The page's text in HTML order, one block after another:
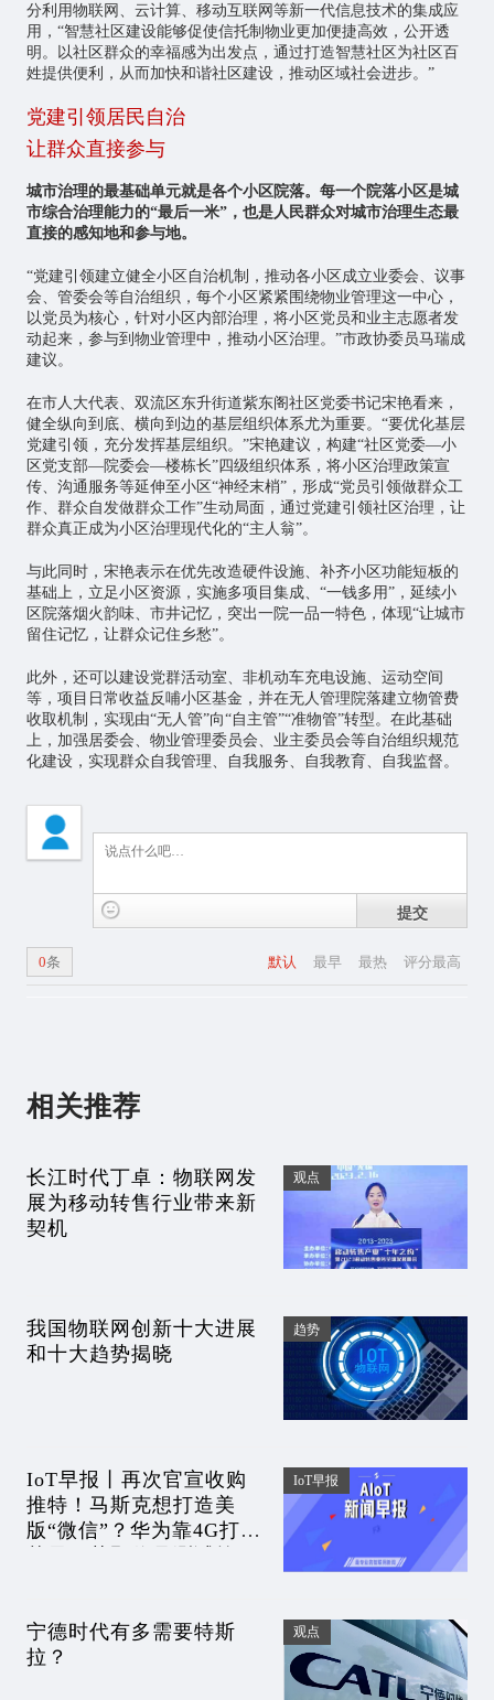
分利用物联网
、云计算、移动互联网等新一代信息技术的集成应
用，“智慧社区建设能够促使信托制物业更加便捷高效，公开透
明。以社区群众的幸福感为出发点，通过打造智慧社区为社区百
姓提供便利，从而加快和谐社区建设，推动区域社会进步。”
党建引领居民自治
让群众直接参与
城市治理的最基础单元就是各个小区院落。每一个院落小区是城
市综合治理能力的“最后一米”，也是人民群众对城市治理生态最
直接的感知地和参与地。
“党建引领建立健全小区自治机制，推动各小区成立业委会、议事
会、管委会等自治组织，每个小区紧紧围绕物业管理这一中心，
以党员为核心，针对小区内部治理，将小区党员和业主志愿者发
动起来，参与到物业管理中，推动小区治理。”市政协委员马瑞成
建议。
在市人大代表、双流区东升街道紫东阁社区党委书记宋艳看来，
健全纵向到底、横向到边的基层组织体系尤为重要。“要优化基层
党建引领，充分发挥基层组织。”宋艳建议，构建“社区党委—小
区党支部—院委会—楼栋长”四级组织体系，将小区治理政策宣
传、沟通服务等延伸至小区“神经末梢”，形成“党员引领做群众工
作、群众自发做群众工作”生动局面，通过党建引领社区治理，让
群众真正成为小区治理现代化的“主人翁”。
与此同时，宋艳表示在优先改造硬件设施、补齐小区功能短板的
基础上，立足小区资源，实施多项目集成、“一钱多用”，延续小
区院落烟火韵味、市井记忆，突出一院一品一特色，体现“让城市
留住记忆，让群众记住乡愁”。
此外，还可以建设党群活动室、非机动车充电设施、运动空间
等，项目日常收益反哺小区基金，并在无人管理院落建立物管费
收取机制，实现由“无人管”向“自主管”“准物管”转型。在此基础
上，加强居委会、物业管理委员会、业主委员会等自治组织规范
化建设，实现群众自我管理、自我服务、自我教育、自我监督。
提交
默认 最早 最热 评分最高
0条
相关推荐
长江时代丁卓：物联网发
展为移动转售行业带来新
契机
观点
我国物联网创新十大进展
和十大趋势揭晓
趋势
IoT早报丨再次官宣收购
推特！马斯克想打造美
版“微信”？华为靠4G打败
IoT早报
宁德时代有多需要特斯
拉？
观点